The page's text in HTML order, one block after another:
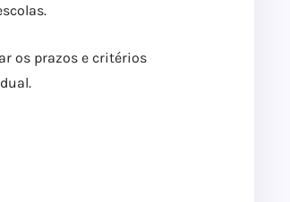
os prazos e critérios